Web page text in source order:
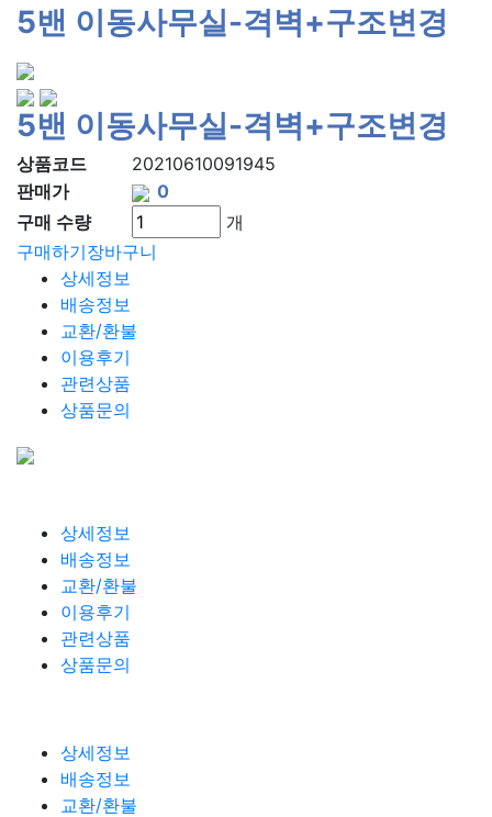
5밴 이동사무실-격벽+구조변경
5밴 이동사무실-격벽+구조변경
상품코드
20210610091945
판매가
구매 수량
개
구매하기장바구니
상세정보
배송정보
교환/환불
이용후기
관련상품
상품문의
상세정보
배송정보
교환/환불
이용후기
관련상품
상품문의
상세정보
배송정보
교환/환불